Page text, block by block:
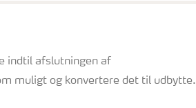
indtil afslutningen af
muligt og konvertere det til udbytte.